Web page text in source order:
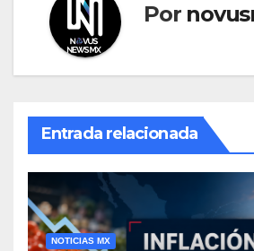
Por
Entrada relacionada
NOTICIAS MX